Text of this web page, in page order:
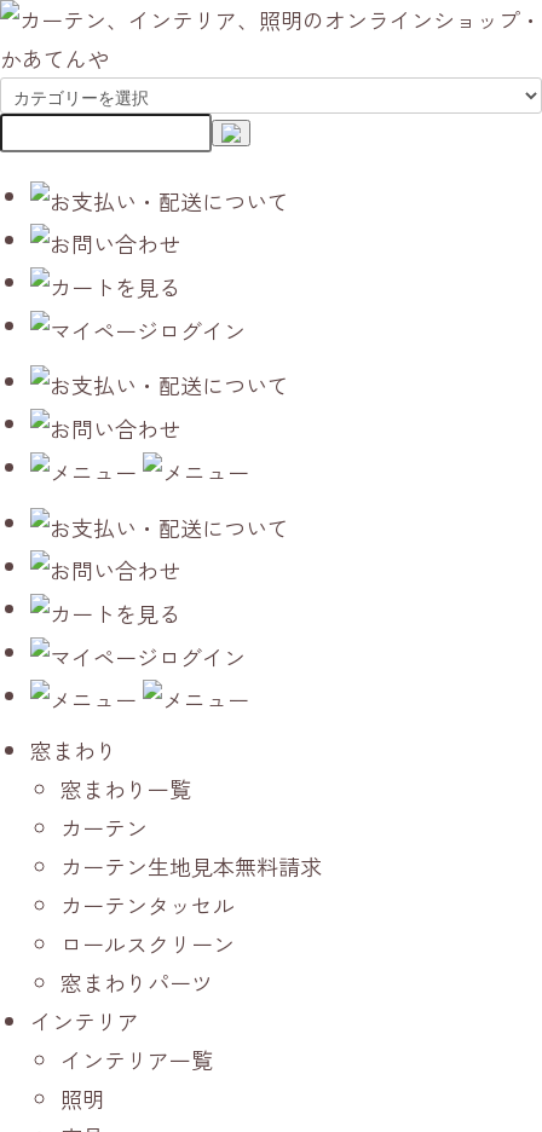
窓まわり
窓まわり一覧
カーテン
カーテン生地見本無料請求
カーテンタッセル
ロールスクリーン
窓まわりパーツ
インテリア
インテリア一覧
照明